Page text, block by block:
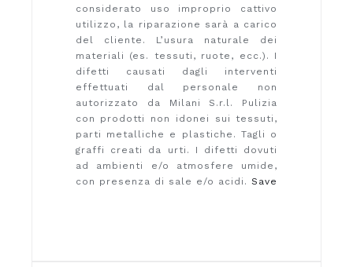
considerato uso improprio cattivo
utilizzo, la riparazione sarà a carico
del cliente. L’usura naturale dei
materiali (es. tessuti, ruote, ecc.). I
difetti causati dagli interventi
effettuati dal personale non
autorizzato da Milani S.r.l. Pulizia
con prodotti non idonei sui tessuti,
parti metalliche e plastiche. Tagli o
graffi creati da urti. I difetti dovuti
ad ambienti e/o atmosfere umide,
con presenza di sale e/o acidi. Save